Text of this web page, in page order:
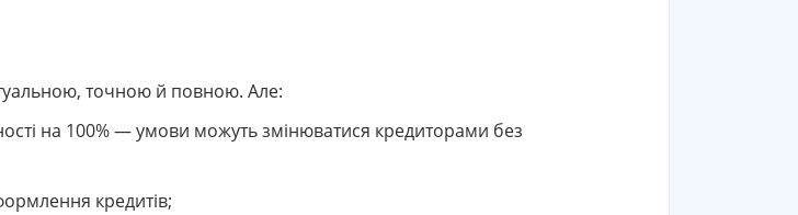
точною й повною. Але:
на 100% — умови можуть змінюватися кредиторами без
кредитів;